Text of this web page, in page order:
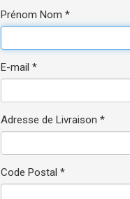
Prénom Nom *
E-mail *
Adresse de Livraison *
Code Postal *